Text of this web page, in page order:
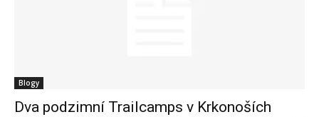
Blogy
Dva podzimní Trailcamps v Krkonoších